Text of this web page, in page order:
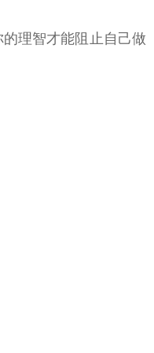
理智才能阻止自己做